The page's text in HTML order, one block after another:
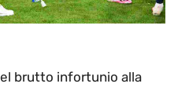
brutto infortunio alla